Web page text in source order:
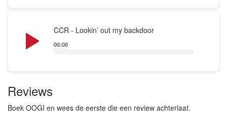
CCR - Lookin’ out my backdoor
Player
00:00
Reviews
Boek OOGI en wees de eerste die een review achterlaat.